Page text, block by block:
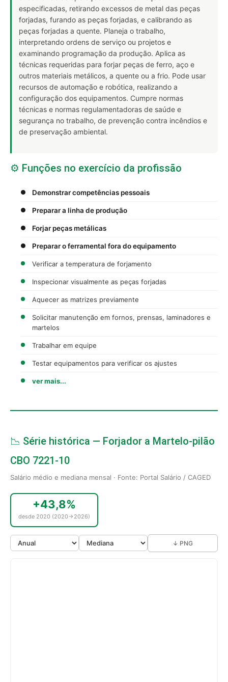
especificadas, retirando excessos de metal das peças
forjadas, furando as peças forjadas, e calibrando as
peças forjadas a quente. Planeja o trabalho,
interpretando ordens de serviço ou projetos e
examinando programação da produção. Aplica as
técnicas requeridas para forjar peças de ferro, aço e
outros materiais metálicos, a quente ou a frio. Pode usar
recursos de automação e robótica, realizando a
configuração dos equipamentos. Cumpre normas
técnicas e normas regulamentadoras de saúde e
segurança no trabalho, de prevenção contra incêndios e
de preservação ambiental.
⚙️ Funções no exercício da profissão
Demonstrar competências pessoais
Preparar a linha de produção
Forjar peças metálicas
Preparar o ferramental fora do equipamento
Verificar a temperatura de forjamento
Inspecionar visualmente as peças forjadas
Aquecer as matrizes previamente
Solicitar manutenção em fornos, prensas, laminadores e
martelos
Trabalhar em equipe
Testar equipamentos para verificar os ajustes
ver mais...
📉 Série histórica — Forjador a Martelo-pilão
CBO 7221-10
Salário médio e mediana mensal · Fonte: Portal Salário / CAGED
+43,8%
desde 2020 (2020→2026)
↓ PNG